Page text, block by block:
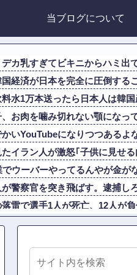
当ブログについて
デカ乳すぎてビキニからハミ出
経済が日本を完全に圧倒する
水1万本送ったら日本人は韓
、お肉を噛み切れない顎になっ
いYouTubeになりつつあるよ
たイラン人が激怒｢子供に見せ
ウーバーやってるんやが金が
が警察官を突き飛ばす。逮捕し
雷で選手1人が死亡、12人が負
比べて超石器時代だった英国
長に疑われ激怒！10代キャバ